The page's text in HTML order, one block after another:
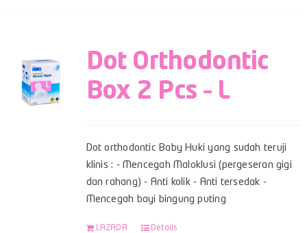
Dot Orthodontic
Box 2 Pcs – L
Dot orthodontic Baby Huki yang sudah teruji
klinis : - Mencegah Maloklusi (pergeseran gigi
dan rahang) - Anti kolik - Anti tersedak -
Mencegah bayi bingung puting
LAZADA Details